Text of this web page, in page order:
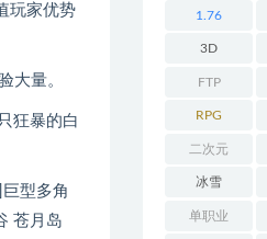
玩家优势
大量。
狂暴的白
型多角
苍月岛
1.76
3D
FTP
RPG
二次元
冰雪
单职业